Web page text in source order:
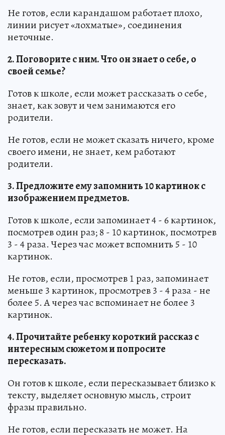
Не готов, если карандашом работает плохо,
линии рисует «лохматые», соединения
неточные.
2. Поговорите с ним. Что он знает о себе, о
своей семье?
Готов к школе, если может рассказать о себе,
знает, как зовут и чем занимаются его
родители.
Не готов, если не может сказать ничего, кроме
своего имени, не знает, кем работают
родители.
3. Предложите ему запомнить 10 картинок с
изображением предметов.
Готов к школе, если запоминает 4 - 6 картинок,
посмотрев один раз; 8 - 10 картинок, посмотрев
3 - 4 раза. Через час может вспомнить 5 - 10
картинок.
Не готов, если, просмотрев 1 раз, запоминает
меньше 3 картинок, просмотрев 3 - 4 раза - не
более 5. А через час вспоминает не более 3
картинок.
4. Прочитайте ребенку короткий рассказ с
интересным сюжетом и попросите
пересказать.
Он готов к школе, если пересказывает близко к
тексту, выделяет основную мысль, строит
фразы правильно.
Не готов, если пересказать не может. На